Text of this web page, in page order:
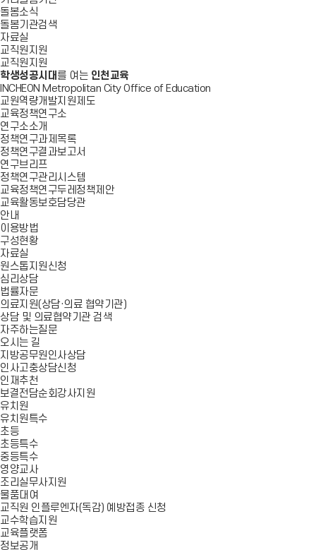
돌봄소식
돌봄기관검색
자료실
교직원지원
교직원지원
학생성공시대 를 여는 인천교육
INCHEON Metropolitan City Office of Education
교원역량개발지원제도
교육정책연구소
연구소소개
정책연구과제목록
정책연구결과보고서
연구브리프
정책연구관리시스템
교육정책연구두레정책제안
교육활동보호담당관
안내
이용방법
구성현황
자료실
원스톱지원신청
심리상담
법률자문
의료지원(상담·의료 협약기관)
상담 및 의료협약기관 검색
자주하는질문
오시는 길
지방공무원인사상담
인사고충상담신청
인재추천
보결전담순회강사지원
유치원
유치원특수
초등
초등특수
중등특수
영양교사
조리실무사지원
물품대여
교직원 인플루엔자(독감) 예방접종 신청
교수학습지원
교육플랫폼
정보공개